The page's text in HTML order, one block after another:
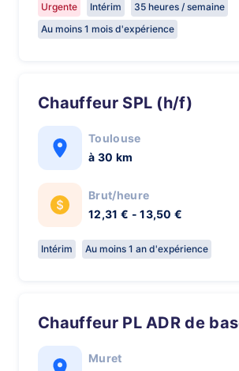
Urgente Intérim
35 heures / semaine
Au moins 1 mois d'expérience
Chauffeur SPL (h/f)
Toulouse
à 30 km
Brut/heure
12,31 € - 13,50 €
Intérim Au moins 1 an d'expérience
Chauffeur PL ADR de
Muret